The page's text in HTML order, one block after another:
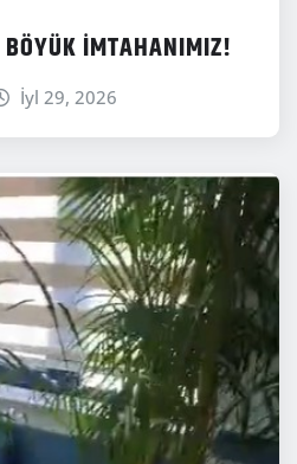
İMTAHANIMIZ!
İyl 29, 2026